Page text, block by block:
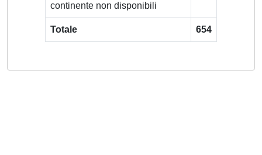
continente non disponibili
Totale 654